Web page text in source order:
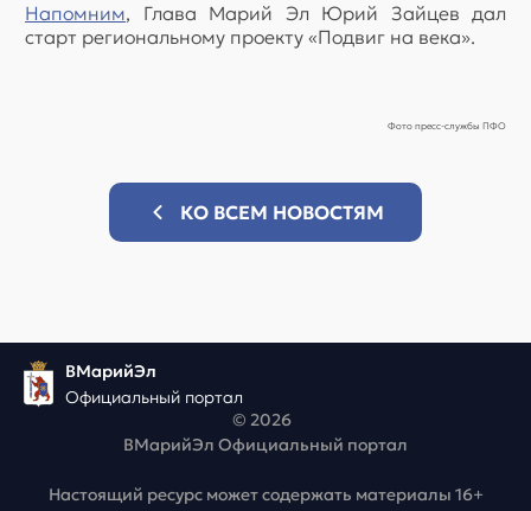
Напомним, Глава Марий Эл Юрий Зайцев дал
старт региональному проекту «Подвиг на века».
Фото пресс-службы ПФО
КО ВСЕМ НОВОСТЯМ
ВМарийЭл
Официальный портал
© 2026
ВМарийЭл Официальный портал
Настоящий ресурс может содержать материалы 16+